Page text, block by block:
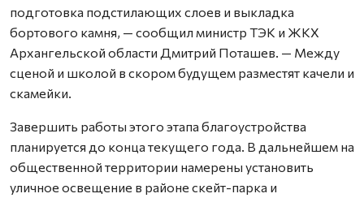
подготовка подстилающих слоев и выкладка
бортового камня, — сообщил министр ТЭК и ЖКХ
Архангельской области Дмитрий Поташев. — Между
сценой и школой в скором будущем разместят качели и
скамейки.
Завершить работы этого этапа благоустройства
планируется до конца текущего года. В дальнейшем на
общественной территории намерены установить
уличное освещение в районе скейт-парка и